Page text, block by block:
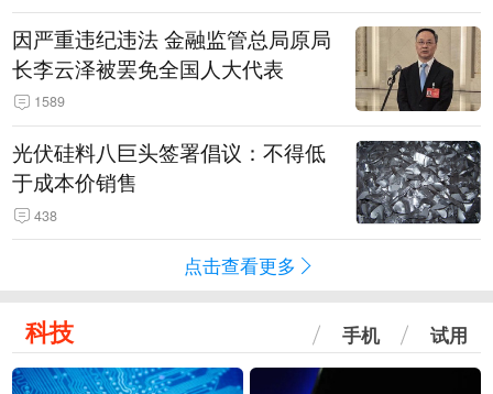
因严重违纪违法 金融监管总局原局
长李云泽被罢免全国人大代表
1589
光伏硅料八巨头签署倡议：不得低
于成本价销售
438
点击查看更多
科技 手机 试用